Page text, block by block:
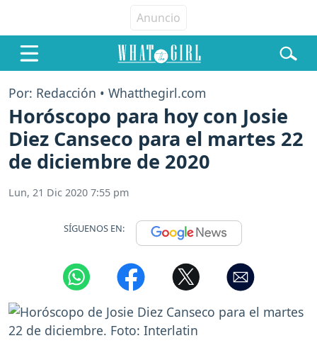
Por: Redacción • Whatthegirl.com
Horóscopo para hoy con Josie
Diez Canseco para el martes 22
de diciembre de 2020
Lun, 21 Dic 2020 7:55 pm
SÍGUENOS EN: